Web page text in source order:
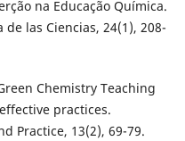
na Educação Química.
de las Ciencias, 24(1), 208-
Chemistry Teaching
practices.
Practice, 13(2), 69-79.